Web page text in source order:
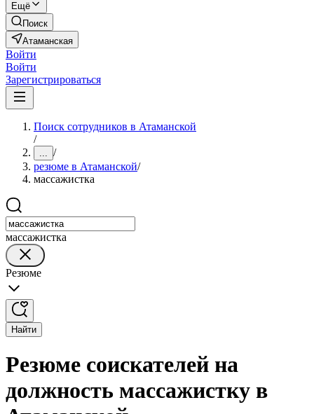
Ещё
Поиск
Атаманская
Войти
Войти
Зарегистрироваться
Поиск сотрудников в Атаманской
/
... /
резюме в Атаманской/
массажистка
массажистка
Резюме
Найти
Резюме соискателей на
должность массажистку в